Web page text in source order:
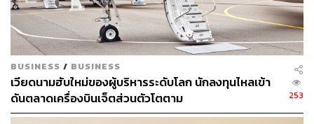
BUSINESS / BUSINESS
เวียดนามฮับใหม่ของผู้บริหารระดับโลก นักลงทุนไหลเข้า
ดันตลาดเครื่องบินเจ็ตส่วนตัวโตตาม
253